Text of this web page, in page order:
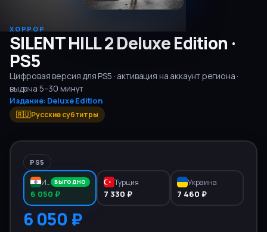
ХОРРОР
SILENT HILL 2 Deluxe Edition ·
PS5
Цифровая версия дляPS5 · активация на аккаунт региона ·
выдача 5–30 минут
Издание: Deluxe Edition
🇷🇺 Русские субтитры
PS5
ИндияВЫГОДНО
6 050 ₽
Турция
7 330 ₽
Украина
7 460 ₽
6 050 ₽